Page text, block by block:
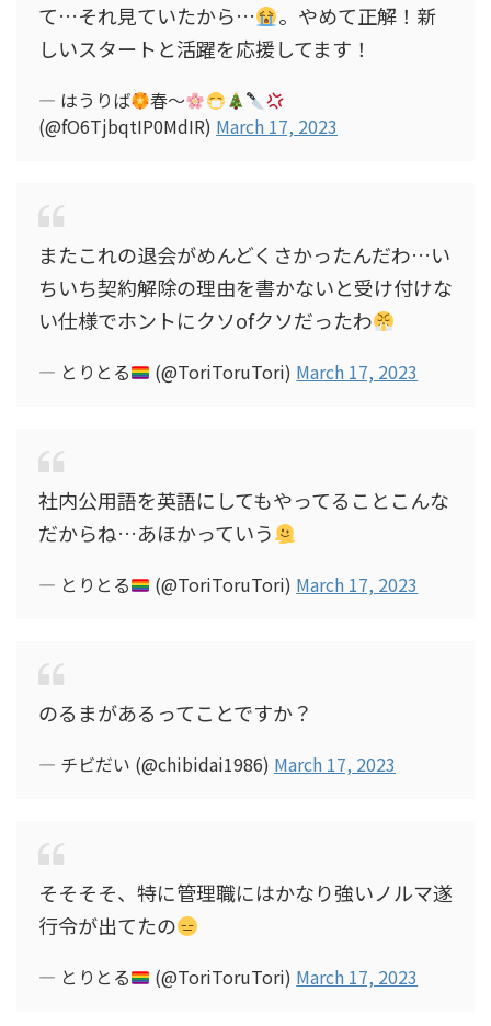
て…それ見ていたから…
。やめて正解！新
しいスタートと活躍を応援してます！
— はうりば
春～
(@fO6TjbqtIP0MdIR) March 17, 2023
またこれの退会がめんどくさかったんだわ…い
ちいち契約解除の理由を書かないと受け付けな
い仕様でホントにクソofクソだったわ
— とりとる (@ToriToruTori) March 17, 2023
社内公用語を英語にしてもやってることこんな
だからね…あほかっていう
— とりとる (@ToriToruTori) March 17, 2023
のるまがあるってことですか？
— チビだい (@chibidai1986) March 17, 2023
そそそそ、特に管理職にはかなり強いノルマ遂
行令が出てたの
— とりとる (@ToriToruTori) March 17, 2023